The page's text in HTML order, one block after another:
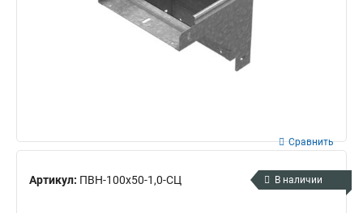
Артикул: ПВН-100х50-1,0-СЦ
Сравнить
В наличии